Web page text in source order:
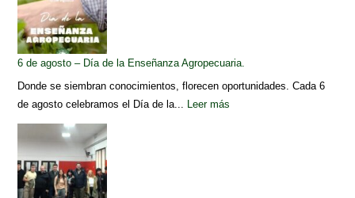
6 de agosto – Día de la Enseñanza Agropecuaria.
Donde se siembran conocimientos, florecen oportunidades. Cada 6
de agosto celebramos el Día de la... Leer más